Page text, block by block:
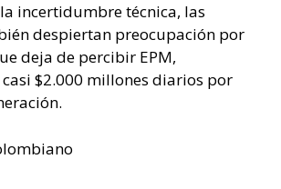
incertidumbre técnica, las
despiertan preocupación por
deja de percibir EPM,
$2.000 millones diarios por